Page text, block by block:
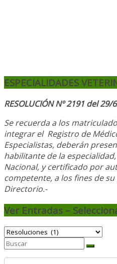
ESPECIALIDADES
RESOLUCIÓN Nº 2191 del 29/
Se recuerda a los
integrar el Registro de
Especialistas, deberán
habilitante de la
Nacional, ycertificado por
competente, a los fines de
Directorio.-
Ver Entradas –
Ver
Entradas
–